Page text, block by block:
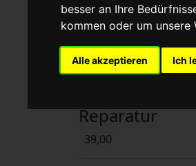
besser an Ihre
kommen oder um
Alle akzeptieren Ich
Beliebte
Reparatur
39,00